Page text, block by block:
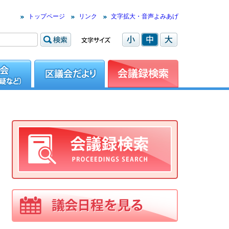
トップページ リンク 文字拡大・音声よみあげ